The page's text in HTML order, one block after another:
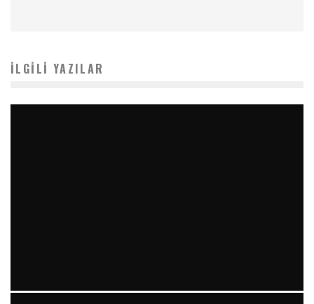
İLGILI YAZILAR